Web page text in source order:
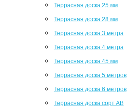
Террасная доска 25 мм
Террасная доска 28 мм
Террасная доска 3 метра
Террасная доска 4 метра
Террасная доска 45 мм
Террасная доска 5 метров
Террасная доска 6 метров
Террасная доска сорт АВ